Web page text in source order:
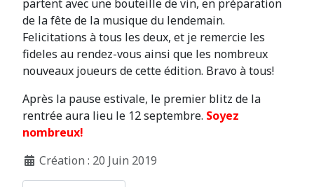
partent avec une bouteille de vin, en préparation
de la fête de la musique du lendemain.
Felicitations à tous les deux, et je remercie les
fideles au rendez-vous ainsi que les nombreux
nouveaux joueurs de cette édition. Bravo à tous!
Après la pause estivale, le premier blitz de la
rentrée aura lieu le 12 septembre. Soyez
nombreux!
Création : 20 Juin 2019